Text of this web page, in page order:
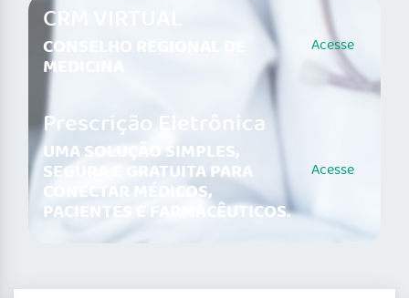
CRM VIRTUAL
CONSELHO REGIONAL DE
MEDICINA
Acesse
Prescrição Eletrônica
UMA SOLUÇÃO SIMPLES,
SEGURA E GRATUITA PARA
CONECTAR MÉDICOS,
PACIENTES E FARMACÊUTICOS.
Acesse